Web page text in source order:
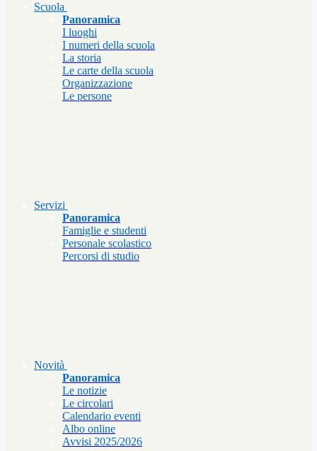
Scuola
Panoramica
I luoghi
I numeri della scuola
La storia
Le carte della scuola
Organizzazione
Le persone
Servizi
Panoramica
Famiglie e studenti
Personale scolastico
Percorsi di studio
Novità
Panoramica
Le notizie
Le circolari
Calendario eventi
Albo online
Avvisi 2025/2026